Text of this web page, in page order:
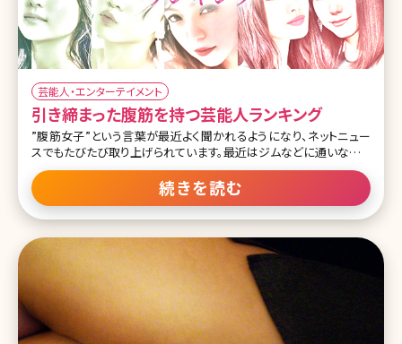
芸能人・エンターテイメント
引き締まった腹筋を持つ芸能人ランキング
”腹筋女子”という言葉が最近よく聞かれるようになり、ネットニュー
スでもたびたび取り上げられています。最近はジムなどに通いながら
体を鍛えて、腹筋が割れている女性も多いといいます。女性の場合は
腹筋をすると便秘に効いたり、くびれなどにも効果的ということもあ
り、美を意識する人にはトレンドとなりつつある”引き締まった腹筋”。
流行の先駆けにもなる芸能人の中には、やはり腹筋が引き締まって
れる”引き締まった腹筋”や”割れている腹筋”を持つ芸能人たちをラ
ンキングでご紹介していきます! 第1位安室奈美恵 ライブでの激しい
パフォーマンスと、抜群の歌唱力を誇る安室奈美恵さん。 やはりその
腹筋はかなり引き締まっていて、無駄な肉がないのはもちろん、軽く
割れています。 適度な
続きを読む